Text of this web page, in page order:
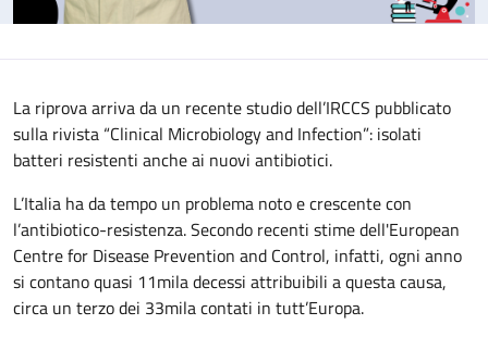
La riprova arriva da un recente studio dell’IRCCS pubblicato
sulla rivista “Clinical Microbiology and Infection”: isolati
batteri resistenti anche ai nuovi antibiotici.
L’Italia ha da tempo un problema noto e crescente con
l’antibiotico-resistenza. Secondo recenti stime dell'European
Centre for Disease Prevention and Control, infatti, ogni anno
si contano quasi 11mila decessi attribuibili a questa causa,
circa un terzo dei 33mila contati in tutt’Europa.